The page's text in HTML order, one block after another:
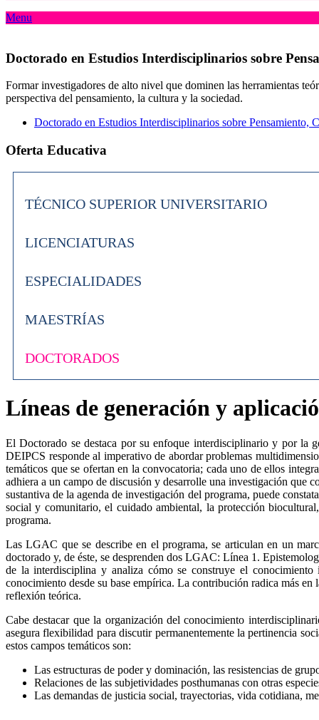
Menu
Doctorado en Estudios Interdisciplinarios sobre
Formar investigadores de alto nivel que dominen las herramientas
perspectiva del pensamiento, la cultura y la sociedad.
Doctorado en Estudios Interdisciplinarios sobre Pensamiento,
Oferta Educativa
TÉCNICO SUPERIOR UNIVERSITARIO
LICENCIATURAS
ESPECIALIDADES
MAESTRÍAS
DOCTORADOS
Líneas de generación y
El Doctorado se destaca por su enfoque interdisciplinario y por la
DEIPCS responde al imperativo de abordar problemas
temáticos que se ofertan en la convocatoria; cada uno de ellos
adhiera a un campo de discusión y desarrolle una investigación que
sustantiva de la agenda de investigación del programa, puede
social y comunitario, el cuidado ambiental, la protección
programa.
Las LGAC que se describe en el programa, se articulan en un
doctorado y, de éste, se desprenden dos LGAC: Línea 1.
de la interdisciplina y analiza cómo se construye el
conocimiento desde su base empírica. La contribución radica más
reflexión teórica.
Cabe destacar que la organización del conocimiento
asegura flexibilidad para discutir permanentemente la pertinencia
estos campos temáticos son:
Las estructuras de poder y dominación, las resistencias de
Relaciones de las subjetividades posthumanas con otras
Las demandas de justicia social, trayectorias, vida cotidiana,